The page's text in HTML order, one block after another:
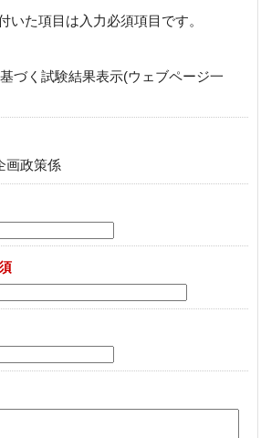
いた項目は入力必須項目です。
づく試験結果表示(ウェブページ一
画政策係